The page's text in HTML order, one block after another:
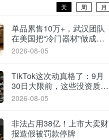
月
周
天
单品累售10万+，武汉团队
在美国把“冷门器材”做成了
爆款
2026-08-05
TikTok这次动真格了：9月
30日大限前，这些没资质的
货一律清退
2026-08-05
非法占用38亿！上市大卖财
报造假被罚款停牌